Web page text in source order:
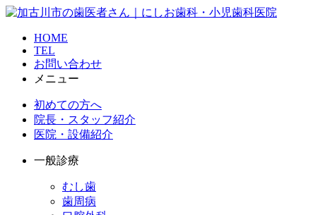
HOME
TEL
お問い合わせ
メニュー
初めての方へ
院長・スタッフ紹介
医院・設備紹介
一般診療
むし歯
歯周病